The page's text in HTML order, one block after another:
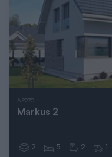
AP270
Markus 2
2 5 2 1